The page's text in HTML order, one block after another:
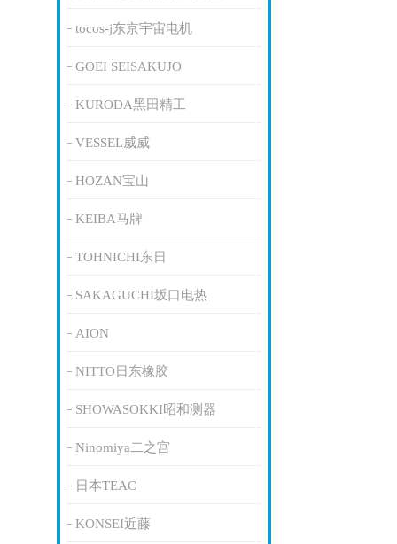
tocos-j东京宇宙电机
GOEI SEISAKUJO
KURODA黑田精工
VESSEL威威
HOZAN宝山
KEIBA马牌
TOHNICHI东日
SAKAGUCHI坂口电热
AION
NITTO日东橡胶
SHOWASOKKI昭和测器
Ninomiya二之宫
日本TEAC
KONSEI近藤